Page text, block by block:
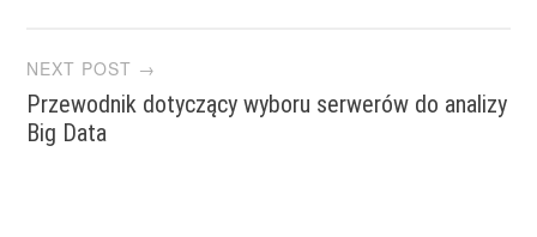
NEXT POST →
Przewodnik dotyczący wyboru serwerów do analizy
Big Data